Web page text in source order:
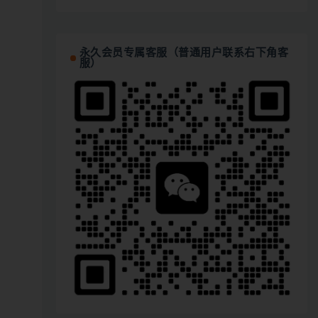
永久会员专属客服（普通用户联系右下角客
服）